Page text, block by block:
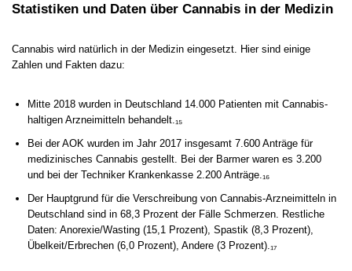
Statistiken und Daten über Cannabis in der Medizin
Cannabis wird natürlich in der Medizin eingesetzt. Hier sind einige
Zahlen und Fakten dazu:
Mitte 2018 wurden in Deutschland 14.000 Patienten mit Cannabis-
haltigen Arzneimitteln behandelt.₁₅
Bei der AOK wurden im Jahr 2017 insgesamt 7.600 Anträge für
medizinisches Cannabis gestellt. Bei der Barmer waren es 3.200
und bei der Techniker Krankenkasse 2.200 Anträge.₁₆
Der Hauptgrund für die Verschreibung von Cannabis-Arzneimitteln in
Deutschland sind in 68,3 Prozent der Fälle Schmerzen. Restliche
Daten: Anorexie/Wasting (15,1 Prozent), Spastik (8,3 Prozent),
Übelkeit/Erbrechen (6,0 Prozent), Andere (3 Prozent).₁₇